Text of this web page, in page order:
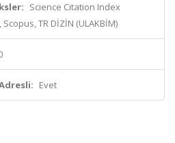
Science Citation Index
TR DİZİN (ULAKBİM)
Evet